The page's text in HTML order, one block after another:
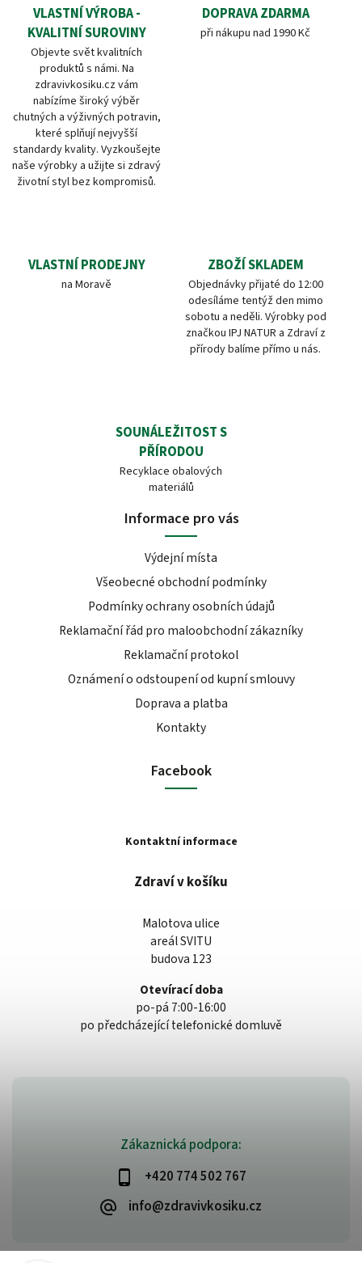
VLASTNÍ VÝROBA -
KVALITNÍ SUROVINY
Objevte svět kvalitních
produktů s námi. Na
zdravivkosiku.cz vám
nabízíme široký výběr
chutných a výživných potravin,
které splňují nejvyšší
standardy kvality. Vyzkoušejte
naše výrobky a užijte si zdravý
životní styl bez kompromisů.
DOPRAVA ZDARMA
při nákupu nad 1990 Kč
VLASTNÍ PRODEJNY
na Moravě
ZBOŽÍ SKLADEM
Objednávky přijaté do 12:00
odesíláme tentýž den mimo
sobotu a neděli. Výrobky pod
značkou IPJ NATUR a Zdraví z
přírody balíme přímo u nás.
SOUNÁLEŽITOST S
PŘÍRODOU
Recyklace obalových
materiálů
Zákaznická podpora:
+420 774 502 767
info@zdravivkosiku.cz
Informace pro vás
Výdejní místa
Všeobecné obchodní podmínky
Podmínky ochrany osobních údajů
Reklamační řád pro maloobchodní zákazníky
Reklamační protokol
Oznámení o odstoupení od kupní smlouvy
Doprava a platba
Kontakty
Facebook
Kontaktní informace
Zdraví v košíku
Malotova ulice
areál SVITU
budova 123
Otevírací doba
po-pá 7:00-16:00
po předcházející telefonické domluvě